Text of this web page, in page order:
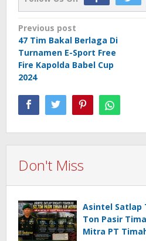
Post
navigation
Previous post
47 Tim Bakal Berlaga Di
Turnamen E-Sport Free
Fire Kapolda Babel Cup
2024
Don't Miss
Asintel Satlap
Ton Pasir
Mitra PT